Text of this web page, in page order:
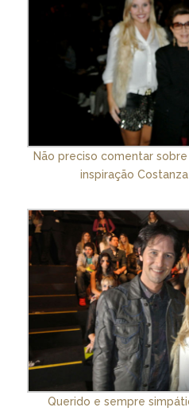
Não preciso comentar
inspiração
Querido e sempre